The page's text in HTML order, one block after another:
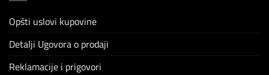
Opšti uslovi kupovine
Detalji Ugovora o prodaji
Reklamacije i prigovori